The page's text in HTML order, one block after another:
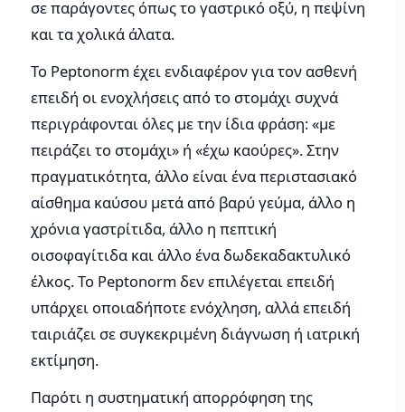
σε παράγοντες όπως το γαστρικό οξύ, η πεψίνη
και τα χολικά άλατα.
Το Peptonorm έχει ενδιαφέρον για τον ασθενή
επειδή οι ενοχλήσεις από το στομάχι συχνά
περιγράφονται όλες με την ίδια φράση: «με
πειράζει το στομάχι» ή «έχω καούρες». Στην
πραγματικότητα, άλλο είναι ένα περιστασιακό
αίσθημα καύσου μετά από βαρύ γεύμα, άλλο η
χρόνια γαστρίτιδα, άλλο η πεπτική
οισοφαγίτιδα και άλλο ένα δωδεκαδακτυλικό
έλκος. Το Peptonorm δεν επιλέγεται επειδή
υπάρχει οποιαδήποτε ενόχληση, αλλά επειδή
ταιριάζει σε συγκεκριμένη διάγνωση ή ιατρική
εκτίμηση.
Παρότι η συστηματική απορρόφηση της